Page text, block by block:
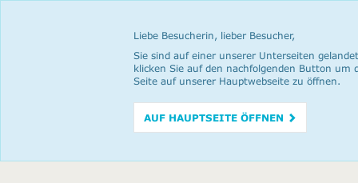
Liebe Besucherin, lieber Besucher,
Sie sind auf einer unserer Unterseiten
klicken Sie auf den nachfolgenden Button um
Seite auf unserer Hauptwebseite zu öffnen.
AUF HAUPTSEITE ÖFFNEN